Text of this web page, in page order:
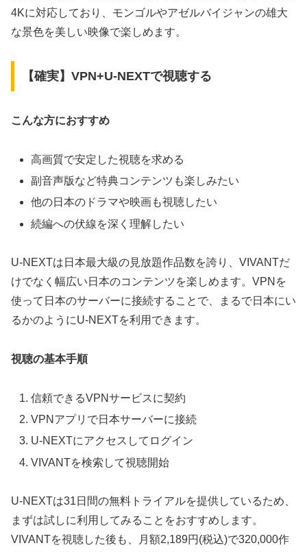
4Kに対応しており、モンゴルやアゼルバイジャンの雄大
な景色を美しい映像で楽しめます。
【確実】VPN+U-NEXTで視聴する
こんな方におすすめ
高画質で安定した視聴を求める
副音声版など特典コンテンツも楽しみたい
他の日本のドラマや映画も視聴したい
続編への伏線を深く理解したい
U-NEXTは日本最大級の見放題作品数を誇り、VIVANTだ
けでなく幅広い日本のコンテンツを楽しめます。VPNを
使って日本のサーバーに接続することで、まるで日本にい
るかのようにU-NEXTを利用できます。
視聴の基本手順
信頼できるVPNサービスに契約
VPNアプリで日本サーバーに接続
U-NEXTにアクセスしてログイン
VIVANTを検索して視聴開始
U-NEXTは31日間の無料トライアルを提供しているため、
まずは試しに利用してみることをおすすめします。
VIVANTを視聴した後も、月額2,189円(税込)で320,000作